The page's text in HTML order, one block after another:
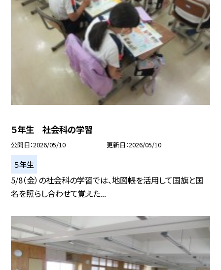
５年生 社会科の学習
公開日 2026/05/10 更新日 2026/05/10
５年生
5/8（金）の社会科の学習では、地図帳を活用して国旗と国
名を照らし合わせて覚えた...